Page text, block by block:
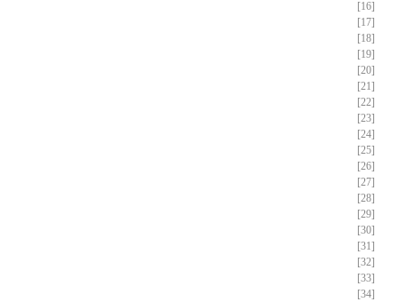
[16]
[17]
[18]
[19]
[20]
[21]
[22]
[23]
[24]
[25]
[26]
[27]
[28]
[29]
[30]
[31]
[32]
[33]
[34]